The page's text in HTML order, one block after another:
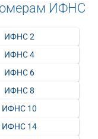
ИФНС
ИФНС 2
ИФНС 4
ИФНС 6
ИФНС 8
ИФНС 10
ИФНС 14